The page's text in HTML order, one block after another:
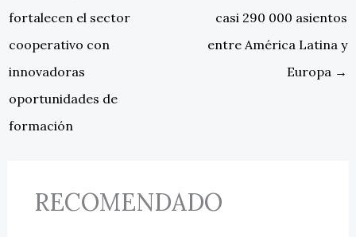
fortalecen el sector
cooperativo con
innovadoras
oportunidades de
formación
casi 290 000 asientos
entre América Latina y
Europa →
RECOMENDADO